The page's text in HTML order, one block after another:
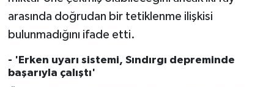
arasında doğrudan bir tetiklenme ilişkisi
bulunmadığını ifade etti.
- 'Erken uyarı sistemi, Sındırgı depreminde
başarıyla çalıştı'
Gaziantep Müftülüğü
Giresun Müftülüğü